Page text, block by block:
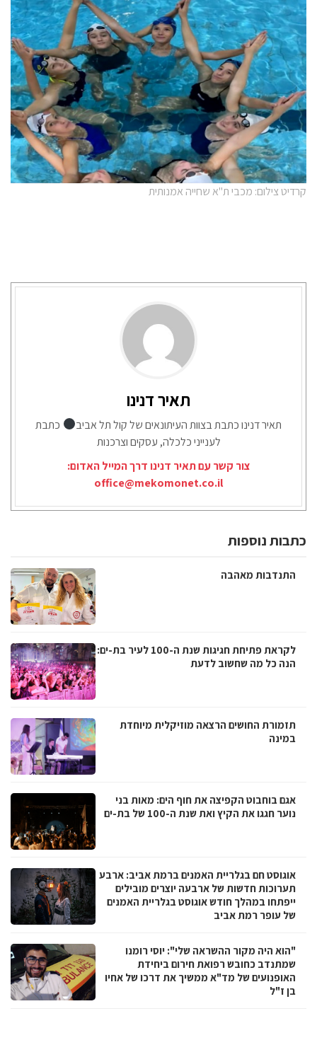
קרדיט צילום: מכבי ת"א שחייה אמנותית
תאיר דנינו
תאיר דנינו כתבת בצוות העיתונאים של קול תל אביב
כתבת
לענייני כלכלה, עסקים וצרכנות
צור קשר עם תאיר דנינו דרך המייל האדום:
office@mekomonet.co.il
כתבות נוספות
התנדבות מאהבה
לקראת פתיחת חגיגות שנת ה-100 לעיר בת-ים:
הנה כל מה שחשוב לדעת
תזמורת החושים הרצאה מוזיקלית מיוחדת
במינה
אגם בוחבוט הקפיצה את חוף הים: מאות בני
נוער חגגו את הקיץ ואת שנת ה-100 של בת-ים
אוגוסט חם בגלריית האמנים ברמת אביב: ארבע
תערוכות חדשות של ארבעה יוצרים מובילים
ייפתחו במהלך חודש אוגוסט בגלריית האמנים
של עופר רמת אביב
"הוא היה מקור ההשראה שלי": יוסי רומנו
שמתנדב כחובש רפואת חירום ביחידת
האופנועים של מד"א ממשיך את דרכו של אחיו
בן ז"ל